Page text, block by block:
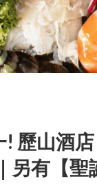
歷山酒
有【聖